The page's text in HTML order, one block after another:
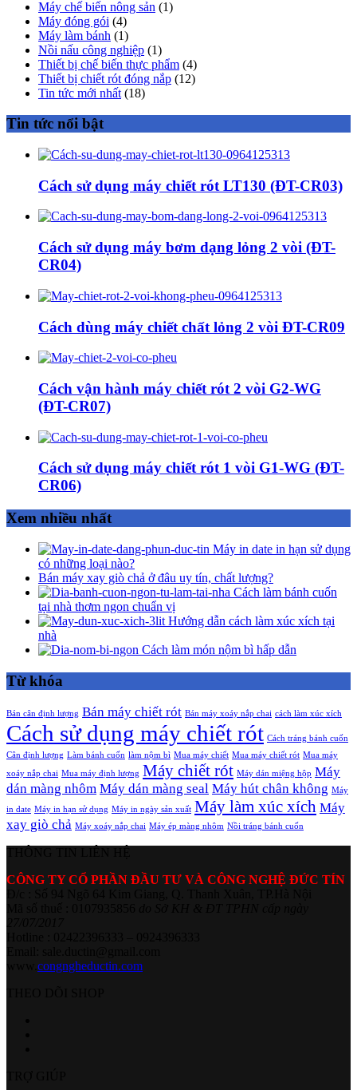
Máy chế biến nông sản (1)
Máy đóng gói (4)
Máy làm bánh (1)
Nồi nấu công nghiệp (1)
Thiết bị chế biến thực phẩm (4)
Thiết bị chiết rót đóng nắp (12)
Tin tức mới nhất (18)
Tin tức nổi bật
Cách sử dụng máy chiết rót LT130 (ĐT-CR03)
Cách sử dụng máy bơm dạng lỏng 2 vòi (ĐT-
CR04)
Cách dùng máy chiết chất lỏng 2 vòi ĐT-CR09
Cách vận hành máy chiết rót 2 vòi G2-WG
(ĐT-CR07)
Cách sử dụng máy chiết rót 1 vòi G1-WG (ĐT-
CR06)
Xem nhiều nhất
Máy in date in hạn sử dụng
có những loại nào?
Bán máy xay giò chả ở đâu uy tín, chất lượng?
Cách làm bánh cuốn
tại nhà thơm ngon chuẩn vị
Hướng dẫn cách làm xúc xích tại
nhà
Cách làm món nộm bì hấp dẫn
Từ khóa
Bán cân định lượng Bán máy chiết rót Bán máy xoáy nắp chai cách làm xúc xích
Cách sử dụng máy chiết rót Cách tráng bánh cuốn
Cân định lượng Làm bánh cuốn làm nộm bì Mua máy chiết Mua máy chiết rót Mua máy
xoáy nắp chai Mua máy định lượng Máy chiết rót Máy dán miệng hộp Máy
dán màng nhôm Máy dán màng seal Máy hút chân không Máy
in date Máy in hạn sử dụng Máy in ngày sản xuất Máy làm xúc xích Máy
xay giò chả Máy xoáy nắp chai Máy ép màng nhôm Nồi tráng bánh cuốn
CÔNG TY CỔ PHẦN ĐẦU TƯ VÀ CÔNG NGHỆ ĐỨC TÍN
congngheductin.com